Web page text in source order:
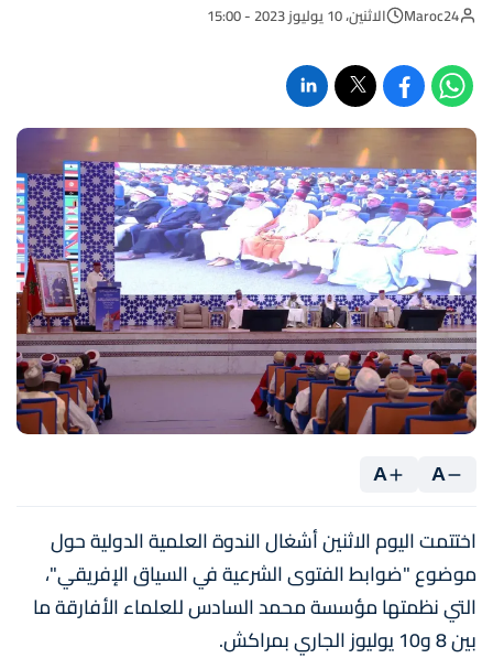
Maroc24 الاثنين، 10 يوليوز 2023 - 15:00
A
A
اختتمت اليوم الاثنين أشغال الندوة العلمية الدولية حول
موضوع "ضوابط الفتوى الشرعية في السياق الإفريقي"،
التي نظمتها مؤسسة محمد السادس للعلماء الأفارقة ما
بين 8 و10 يوليوز الجاري بمراكش.